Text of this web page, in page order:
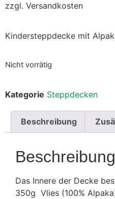
zzgl. Versandkosten
Kindersteppdecke mit
Nicht vorrätig
Kategorie Steppdecken
Beschreibung
Beschreibung
Das Innere der Decke
350g Vlies (100%